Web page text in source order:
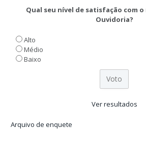
Qual seu nível de satisfação com
Ouvidoria?
Alto
Médio
Baixo
Ver resultados
Arquivo de enquete